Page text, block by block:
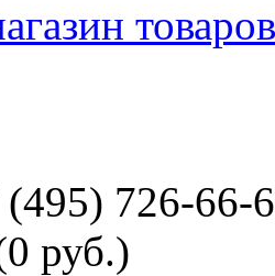
(495) 726-66-
руб.)